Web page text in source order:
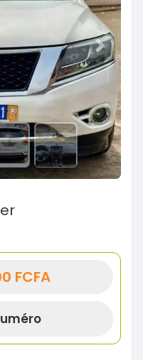
Next
FCFA